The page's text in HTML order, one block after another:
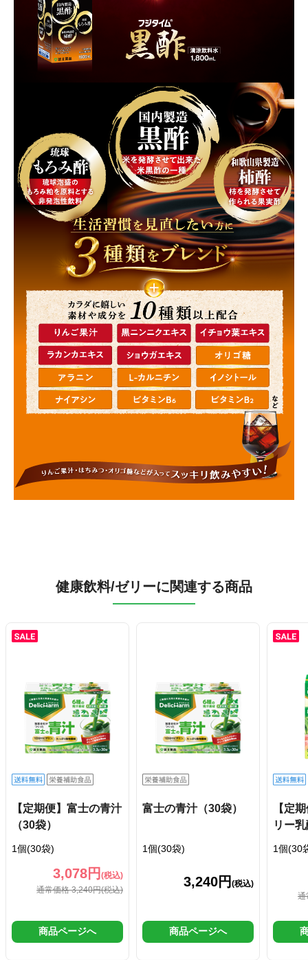
健康飲料/ゼリーに関連する商品
【定期便】富士の青汁
（30袋）
1個(30袋)
3,078円 (税込)
通常価格 3,240円(税込)
商品ページへ
富士の青汁（30袋）
1個(30袋)
3,240円 (税込)
商品ページへ
【定
リー
1個(30
通